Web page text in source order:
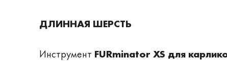
ДЛИННАЯ ШЕРСТЬ
Инструмент FURminator XS для